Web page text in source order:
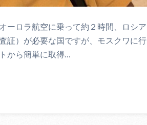
ーロラ航空に乗って約２時間、ロシア
証）が必要な国ですが、モスクワに行
から簡単に取得…